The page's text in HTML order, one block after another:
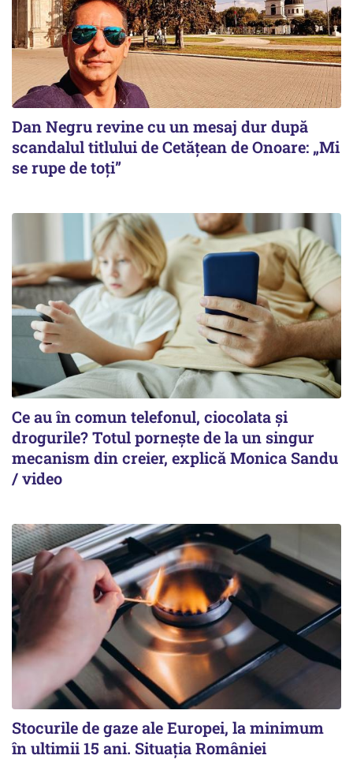
Dan Negru revine cu un mesaj dur după
scandalul titlului de Cetățean de Onoare: „Mi
se rupe de toți”
Ce au în comun telefonul, ciocolata și
drogurile? Totul pornește de la un singur
mecanism din creier, explică Monica Sandu
/ video
Stocurile de gaze ale Europei, la minimum
în ultimii 15 ani. Situația României